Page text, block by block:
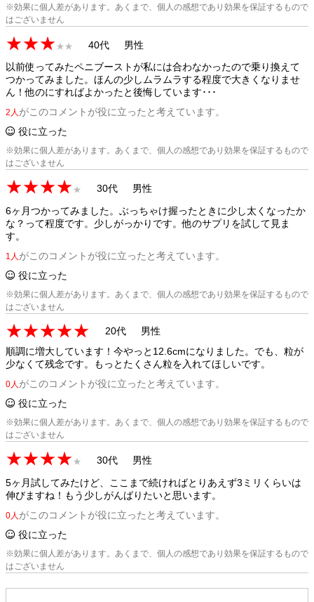
※効果に個人差があります。あくまで、個人の感想であり効果を保証するもので
はございません
★★★★★ 40代
男性
以前使ってみたペニブーストが私には合わなかったので乗り換えて
つかってみました。ほんの少しムラムラする程度で大きくなりませ
ん！他のにすればよかったと後悔しています･･･
2人 がこのコメントが役に立ったと考えています。
役に立った
※効果に個人差があります。あくまで、個人の感想であり効果を保証するもので
はございません
★★★★★ 30代
男性
6ヶ月つかってみました。ぶっちゃけ握ったときに少し太くなったか
な？って程度です。少しがっかりです。他のサプリを試して見ま
す。
1人 がこのコメントが役に立ったと考えています。
役に立った
※効果に個人差があります。あくまで、個人の感想であり効果を保証するもので
はございません
★★★★★ 20代
男性
順調に増大しています！今やっと12.6cmになりました。でも、粒が
少なくて残念です。もっとたくさん粒を入れてほしいです。
0人 がこのコメントが役に立ったと考えています。
役に立った
※効果に個人差があります。あくまで、個人の感想であり効果を保証するもので
はございません
★★★★★ 30代
男性
5ヶ月試してみたけど、ここまで続ければとりあえず3ミリくらいは
伸びますね！もう少しがんばりたいと思います。
0人 がこのコメントが役に立ったと考えています。
役に立った
※効果に個人差があります。あくまで、個人の感想であり効果を保証するもので
はございません